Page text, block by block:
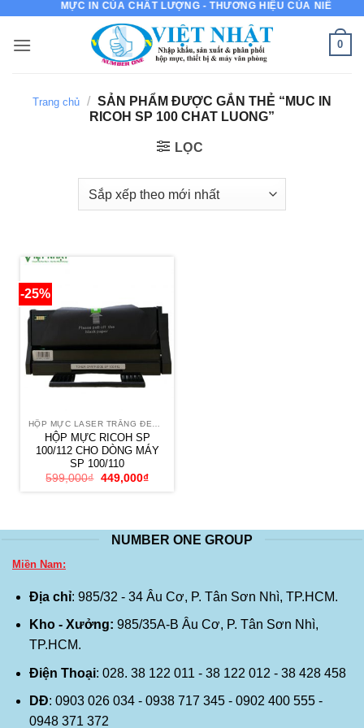
nội
MỰC IN CỦA CHẤT LƯỢNG - THƯƠNG HIỆU CỦA NIỀM TIN
0
Trang chủ / SẢN PHẨM ĐƯỢC GẮN THẺ “MUC IN
RICOH SP 100 CHAT LUONG”
LỌC
-25%
HỘP MỰC RICOH SP
100/112 CHO DÒNG MÁY
SP 100/110
599,000₫ Giá
449,000₫Giá
NUMBER ONE GROUP
Miền Nam:
Địa chỉ: 985/32 - 34 Âu Cơ, P. Tân Sơn Nhì, TP.HCM.
Kho - Xưởng: 985/35A-B Âu Cơ, P. Tân Sơn Nhì,
TP.HCM.
Điện Thoại: 028. 38 122 011 - 38 122 012 - 38 428 458
DĐ: 0903 026 034 - 0938 717 345 - 0902 400 555 -
0948 371 372